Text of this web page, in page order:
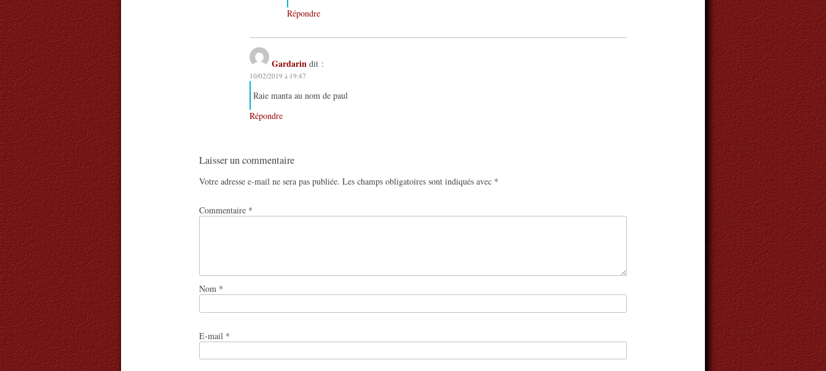
Répondre
Gardarin dit :
10/02/2019 à 19:47
Raie manta au nom de paul
Répondre
Laisser un commentaire
Votre adresse e-mail ne sera pas publiée. Les champs obligatoires sont indiqués avec *
Commentaire *
Nom *
E-mail *